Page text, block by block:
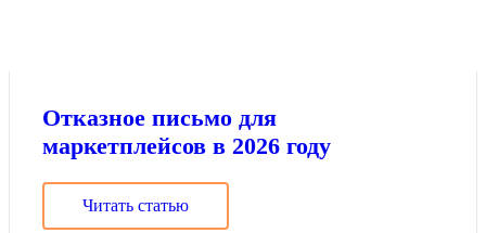
Отказное письмо для
маркетплейсов в 2026 году
Читать статью